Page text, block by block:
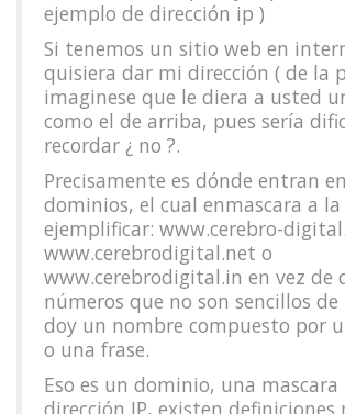
ejemplo de dirección ip )
Si tenemos un sitio web en
quisiera dar mi dirección ( de la
imaginese que le diera a usted
como el de arriba, pues sería
recordar ¿ no ?.
Precisamente es dónde entran
dominios, el cual enmascara a la
ejemplificar: www.cerebro-
www.cerebrodigital.net o
www.cerebrodigital.in en vez de
números que no son sencillos de
doy un nombre compuesto por
o una frase.
Eso es un dominio, una
dirección IP, existen definiciones